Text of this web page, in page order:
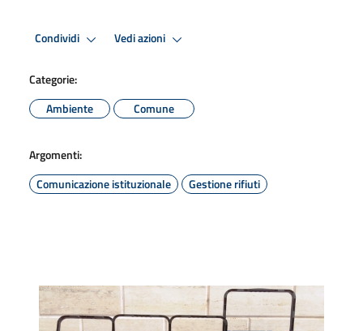
Condividi Vedi azioni
Categorie:
Ambiente
Comune
Argomenti:
Comunicazione istituzionale
Gestione rifiuti